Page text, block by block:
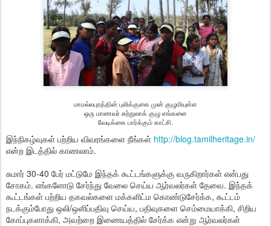
மாமல்லபுரத்தின் புலிக்குகை முன் குழுமியுள்ள
ஒரு மாணவர் சுற்றுலாக் குழு எங்களை
வேடிக்கை பார்க்கும் காட்சி.
இந்நிகழ்வுகள் பற்றிய விவரங்களை நீங்கள் http://blog.tamilheritage.in/
என்ற இடத்தில் காணலாம்.
சுமார் 30-40 பேர் மட்டுமே இந்தக் கூட்டங்களுக்கு வருகிறார்கள் என்பது
சோகம். எங்களோடு சேர்ந்து வேலை செய்ய ஆர்வலர்கள் தேவை. இந்தக்
கூட்டங்கள் பற்றிய தகவல்களை மக்களிட்ம கொண்டுசேர்க்க, கூட்டம்
நடக்கும்போது ஒலி/ஒளிப்பதிவு செய்ய, பதிவுகளை செம்மையாக்கி, சிறிய
கோப்புகளாக்கி, அவற்றை இணையத்தில் சேர்க்க என்று ஆர்வலர்கள்